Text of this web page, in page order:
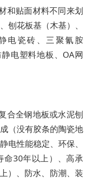
和贴面材料不同来划
刨花板基（木基）、
电瓷砖、三聚氰胺
静电塑料地板、OA网
合全钢地板或水泥刨
（没有胶条的陶瓷地
电性能稳定、环保、
命30年以上）、高承
）、防水、防潮、装